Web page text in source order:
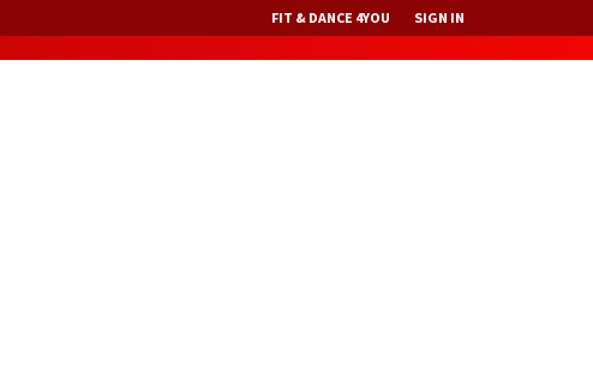
FIT & DANCE 4YOU SIGN IN